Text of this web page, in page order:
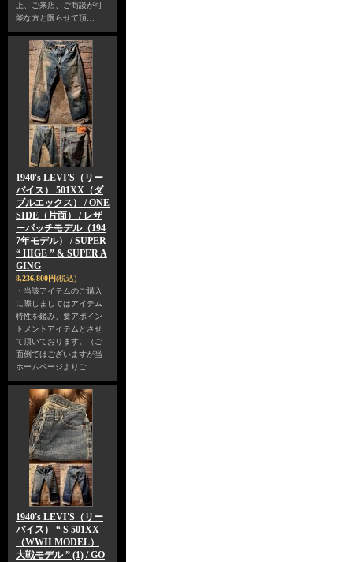
上、ご来店、ご商談が可
能な方と限らせて頂…
1940's LEVI'S（リー
バイス） 501XX（ダ
ブルエックス） / ONE
SIDE（片面） / レザ
ーパッチモデル（194
7年モデル） / SUPER
“ HIGE ” & SUPER A
GING
8,236,800円(税込)
・当該アイテムのご購入
に際しましてはアイテム
特性を鑑み、要アポイン
トメントアイテムとさせ
て頂いております。（ご
面倒ではございますが当
ホームページよりご…
1940's LEVI'S（リー
バイス） “ S 501XX
（WWII MODEL）
大戦モデル ” (1) / GO